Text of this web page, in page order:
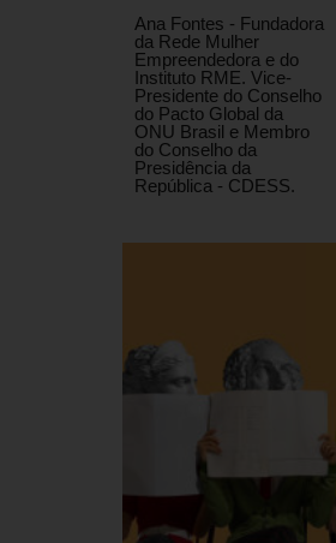
Ana Fontes - Fundadora
da Rede Mulher
Empreendedora e do
Instituto RME. Vice-
Presidente do Conselho
do Pacto Global da
ONU Brasil e Membro
do Conselho da
Presidência da
República - CDESS.